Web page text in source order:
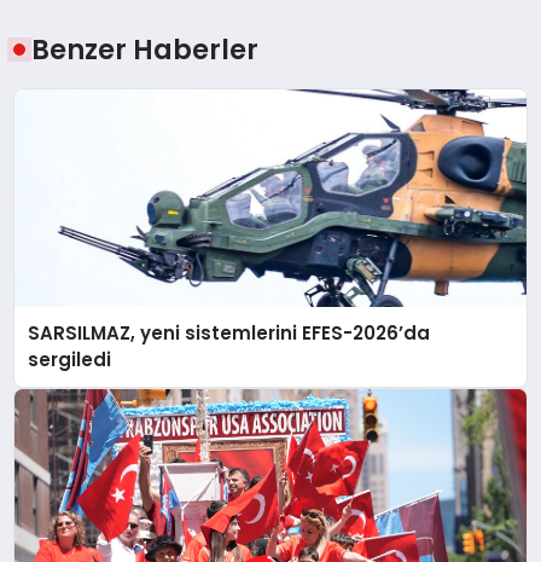
Benzer Haberler
SARSILMAZ, yeni sistemlerini EFES-2026’da
sergiledi